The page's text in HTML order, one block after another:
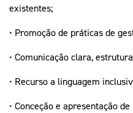
existentes;
• Promoção de práticas de
• Comunicação clara,
• Recurso a linguagem
• Conceção e apresentação